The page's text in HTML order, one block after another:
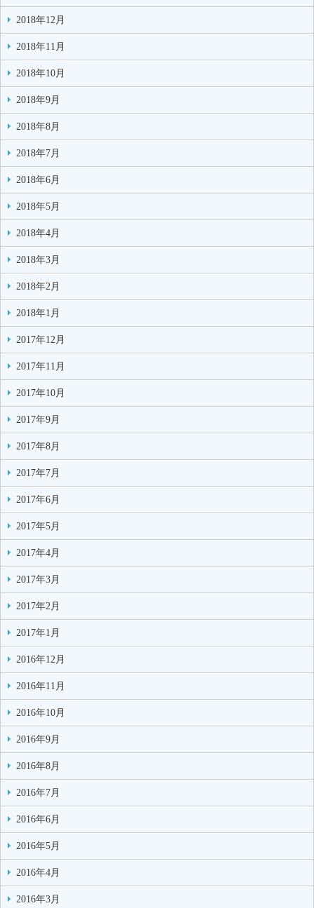
2018年12月
2018年11月
2018年10月
2018年9月
2018年8月
2018年7月
2018年6月
2018年5月
2018年4月
2018年3月
2018年2月
2018年1月
2017年12月
2017年11月
2017年10月
2017年9月
2017年8月
2017年7月
2017年6月
2017年5月
2017年4月
2017年3月
2017年2月
2017年1月
2016年12月
2016年11月
2016年10月
2016年9月
2016年8月
2016年7月
2016年6月
2016年5月
2016年4月
2016年3月